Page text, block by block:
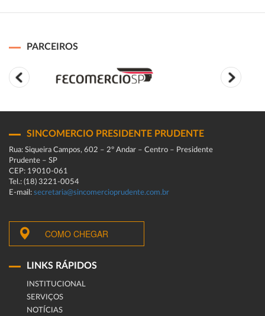
PARCEIROS
SINCOMERCIO PRESIDENTE PRUDENTE
Rua: Siqueira Campos, 602 – 2º Andar – Centro – Presidente
Prudente – SP
CEP: 19010-061
Tel.: (18) 3221-0054
E-mail: secretaria@sincomercioprudente.com.br
COMO CHEGAR
LINKS RÁPIDOS
INSTITUCIONAL
SERVIÇOS
NOTÍCIAS